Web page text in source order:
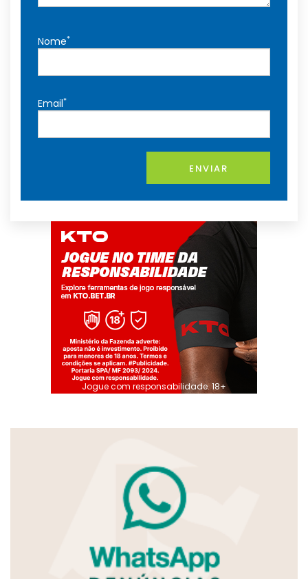
Nome*
Email*
ENVIAR
Jogue com responsabilidade. 18+